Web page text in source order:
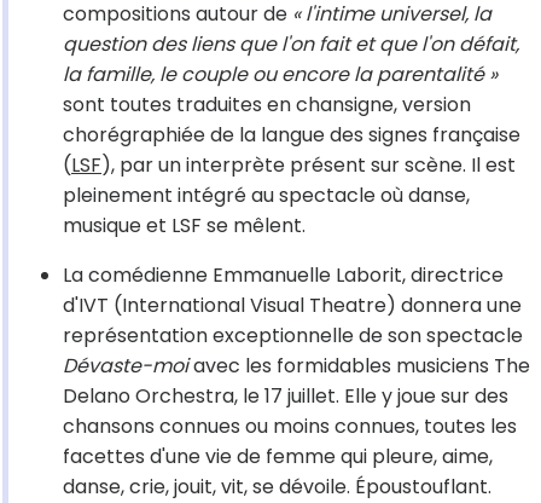
compositions autour de « l'intime universel, la
question des liens que l'on fait et que l'on défait,
la famille, le couple ou encore la parentalité »
sont toutes traduites en chansigne, version
chorégraphiée de la langue des signes française
(LSF), par un interprète présent sur scène. Il est
pleinement intégré au spectacle où danse,
musique et LSF se mêlent.
La comédienne Emmanuelle Laborit, directrice
d'IVT (International Visual Theatre) donnera une
représentation exceptionnelle de son spectacle
Dévaste-moiavec les formidables musiciens The
Delano Orchestra, le 17 juillet. Elle y joue sur des
chansons connues ou moins connues, toutes les
facettes d'une vie de femme qui pleure, aime,
danse, crie, jouit, vit, se dévoile. Époustouflant.